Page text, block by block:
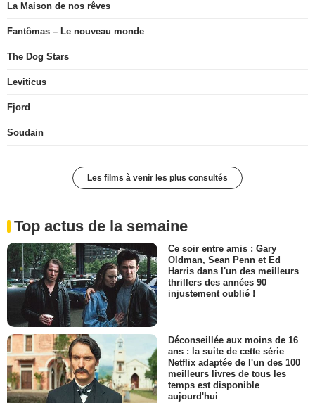
La Maison de nos rêves
Fantômas – Le nouveau monde
The Dog Stars
Leviticus
Fjord
Soudain
Les films à venir les plus consultés
Top actus de la semaine
Ce soir entre amis : Gary
Oldman, Sean Penn et Ed
Harris dans l'un des meilleurs
thrillers des années 90
injustement oublié !
Déconseillée aux moins de 16
ans : la suite de cette série
Netflix adaptée de l'un des 100
meilleurs livres de tous les
temps est disponible
aujourd'hui